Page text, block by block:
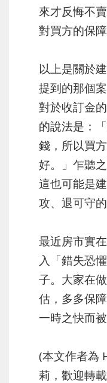
來才反悔不
對買方的保
以上是關於
提到的那個
對於收訂金
的說法是：
錢，所以買
好。」乍聽
這也可能是
攻、退可守
最近房市實
入「錯失恐
子。大家在
估，多多保
一時之快而
(本文作者為
莉，歡迎轉